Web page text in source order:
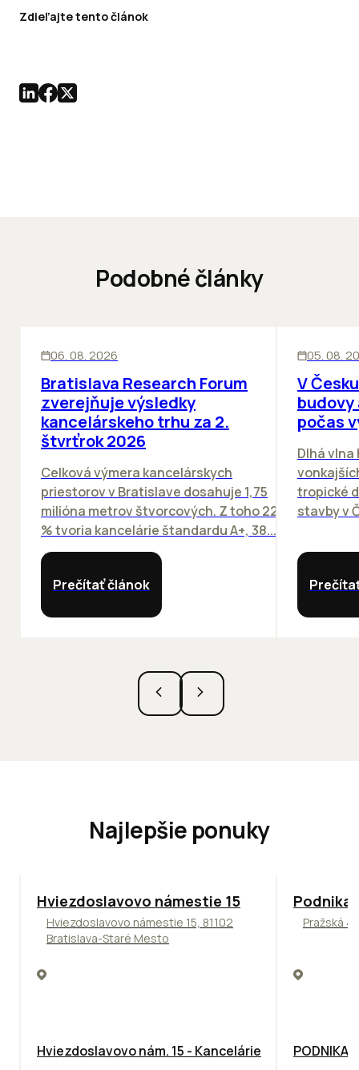
Zdieľajte tento článok
Podobné články
06. 08. 2026
Bratislava Research Forum
zverejňuje výsledky
kancelárskeho trhu za 2.
štvrťrok 2026
Celková výmera kancelárskych
priestorov v Bratislave dosahuje 1,75
milióna metrov štvorcových. Z toho 22
% tvoria kancelárie štandardu A+, 38...
Prečítať článok
05. 08.
V
počas
Dlhá
tropické
stavby v
Najlepšie ponuky
ODPORÚČAME
Hviezdoslavovo námestie 15
Hviezdoslavovo námestie 15, 81102
Bratislava-Staré Mesto
Hviezdoslavovo nám. 15 - Kancelárie
Pražská